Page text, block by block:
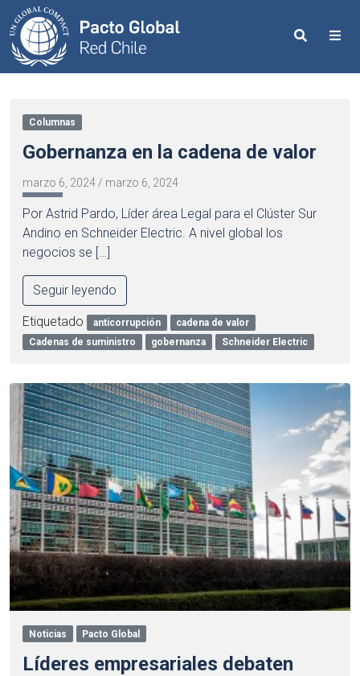
Search
Columnas
Gobernanza en la cadena de valor
marzo 6, 2024 / marzo 6, 2024
Por Astrid Pardo, Líder área Legal para el Clúster Sur
Andino en Schneider Electric. A nivel global los
negocios se […]
Seguir leyendo
Etiquetado anticorrupción
cadena de valor
Cadenas de suministro
gobernanza Schneider Electric
Noticias Pacto Global
Líderes empresariales debaten